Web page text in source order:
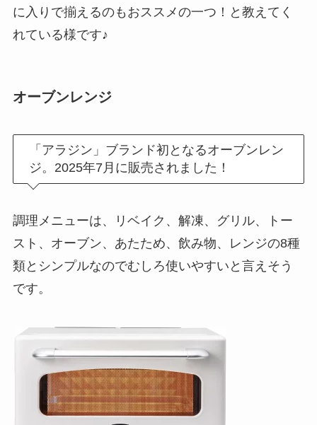
に入りで揃えるのもおススメの一つ！と教えてく
れている様です♪
オーブンレンジ
「アラジン」ブランド初となるオーブンレン
ジ。2025年7月に販売されました！
調理メニューは、リベイク、解凍、グリル、トー
スト、オーブン、あたため、飲み物、レンジの8種
類とシンプルなのでむしろ使いやすいと言えそう
です。